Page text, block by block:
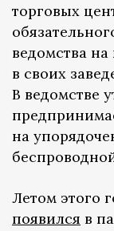
торговых
ведомства
в своих
В ведомстве
на
Летом этого
появился в